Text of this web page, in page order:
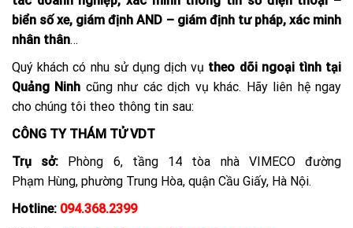
biển số xe, giám định AND – giám định tư pháp, xác minh
nhân thân…
Quý khách có nhu sử dụng dịch vụ theo dõi ngoại tình tại
Quảng Ninh cũng như các dịch vụ khác. Hãy liên hệ ngay
cho chúng tôi theo thông tin sau:
CÔNG TY THÁM TỬ VDT
Trụ sở: Phòng 6, tầng 14 tòa nhà VIMECO đường
Phạm Hùng, phường Trung Hòa, quận Cầu Giấy, Hà Nội.
Hotline: 094.368.2399